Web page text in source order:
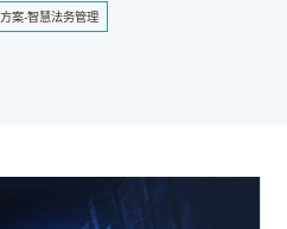
案-智慧法务管理